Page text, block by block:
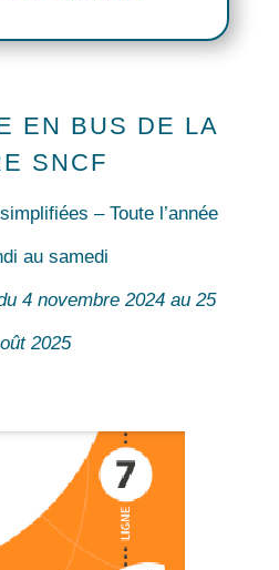
EN BUS DE LA
SNCF
– Toute l’année
au samedi
4 novembre 2024 au 25
2025